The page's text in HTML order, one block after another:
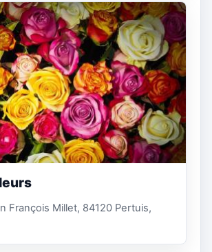
François Millet, 84120 Pertuis,